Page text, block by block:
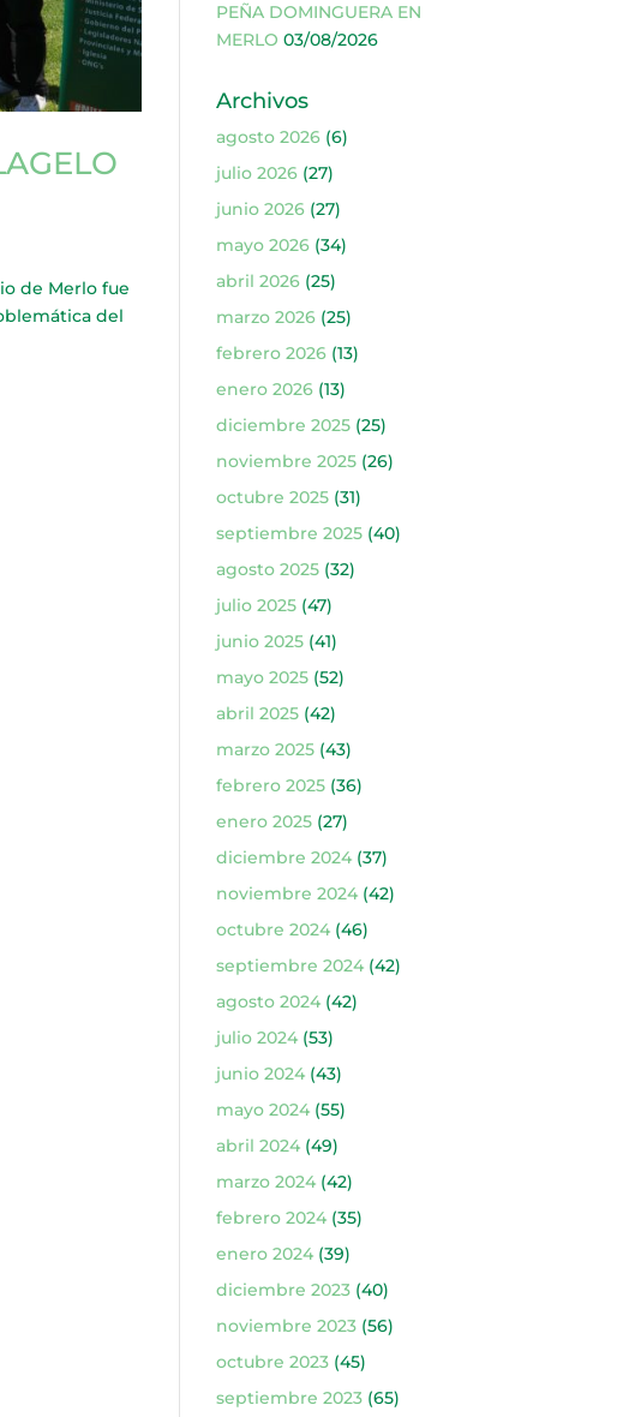
de Merlo fue
del
PEÑA DOMINGUERA EN
MERLO 03/08/2026
Archivos
agosto 2026(6)
julio 2026(27)
junio 2026(27)
mayo 2026(34)
abril 2026(25)
marzo 2026(25)
febrero 2026(13)
enero 2026(13)
diciembre 2025(25)
noviembre 2025(26)
octubre 2025(31)
septiembre 2025(40)
agosto 2025(32)
julio 2025(47)
junio 2025(41)
mayo 2025(52)
abril 2025(42)
marzo 2025(43)
febrero 2025(36)
enero 2025(27)
diciembre 2024(37)
noviembre 2024(42)
octubre 2024(46)
septiembre 2024(42)
agosto 2024(42)
julio 2024(53)
junio 2024(43)
mayo 2024(55)
abril 2024(49)
marzo 2024(42)
febrero 2024(35)
enero 2024(39)
diciembre 2023(40)
noviembre 2023(56)
octubre 2023(45)
septiembre 2023(65)